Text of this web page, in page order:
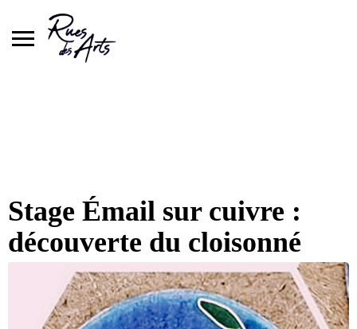
Stage Émail sur cuivre :
découverte du cloisonné